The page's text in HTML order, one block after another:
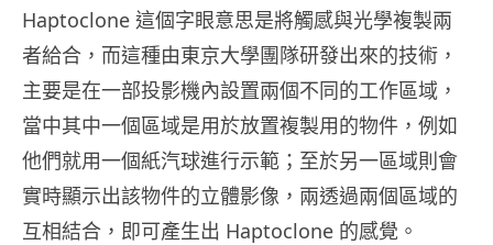
Haptoclone 這個字眼意思是將觸感與光學複製兩
者給合，而這種由東京大學團隊研發出來的技術，
主要是在一部投影機內設置兩個不同的工作區域，
當中其中一個區域是用於放置複製用的物件，例如
他們就用一個紙汽球進行示範；至於另一區域則會
實時顯示出該物件的立體影像，兩透過兩個區域的
互相結合，即可產生出 Haptoclone 的感覺。